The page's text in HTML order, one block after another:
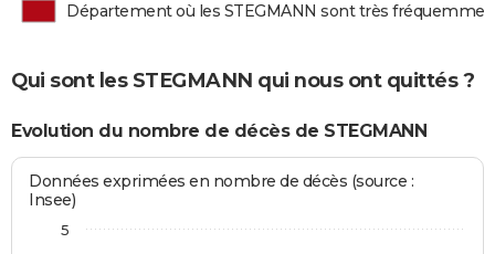
Département où les STEGMANN sont très
Qui sont les STEGMANN qui nous ont quittés ?
Evolution du nombre de décès de STEGMANN
Données exprimées en nombre de décès (source :
Insee)
5